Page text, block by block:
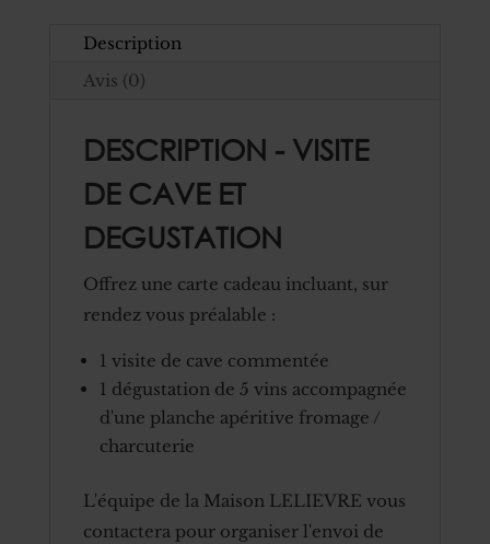
jusqu'à
Description
Avis (0)
DESCRIPTION - VISITE
DE CAVE ET
DEGUSTATION
Offrez une carte cadeau incluant, sur
rendez vous préalable :
1 visite de cave commentée
1 dégustation de 5 vins accompagnée
d'une planche apéritive fromage /
charcuterie
L'équipe de la Maison LELIEVRE vous
contactera pour organiser l'envoi de